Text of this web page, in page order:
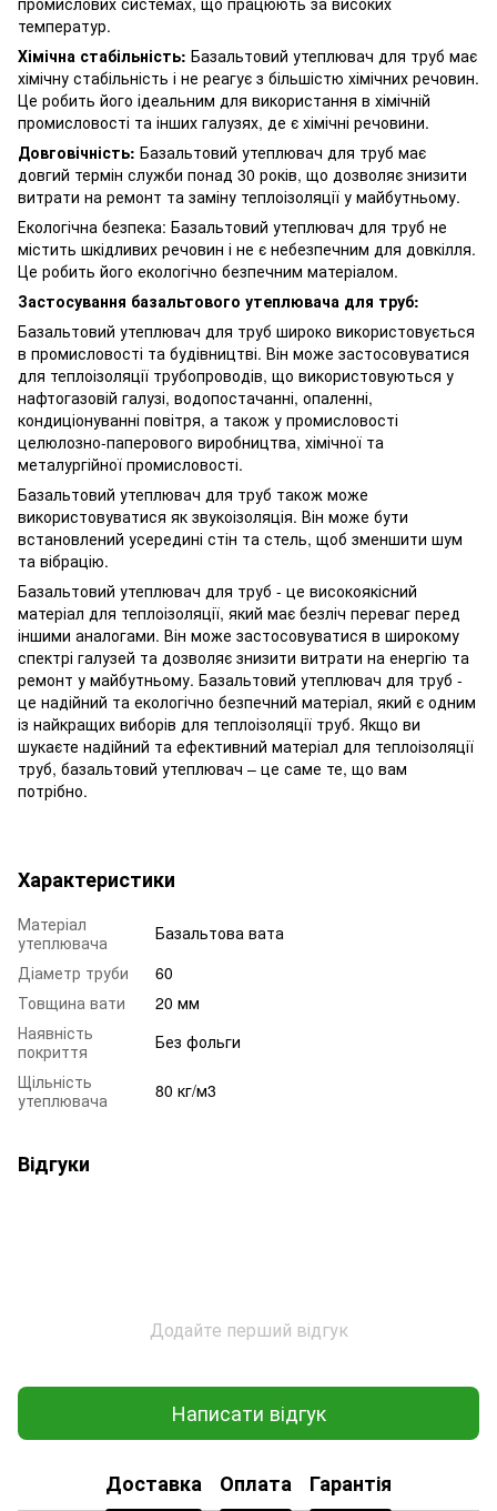
температур.
Хімічна стабільність: Базальтовий утеплювач для труб має
хімічну стабільність і не реагує з більшістю хімічних речовин.
Це робить його ідеальним для використання в хімічній
промисловості та інших галузях, де є хімічні речовини.
Довговічність: Базальтовий утеплювач для труб має
довгий термін служби понад 30 років, що дозволяє знизити
витрати на ремонт та заміну теплоізоляції у майбутньому.
Екологічна безпека: Базальтовий утеплювач для труб не
містить шкідливих речовин і не є небезпечним для довкілля.
Це робить його екологічно безпечним матеріалом.
Застосування базальтового утеплювача для труб:
Базальтовий утеплювач для труб широко використовується
в промисловості та будівництві. Він може застосовуватися
для теплоізоляції трубопроводів, що використовуються у
нафтогазовій галузі, водопостачанні, опаленні,
кондиціонуванні повітря, а також у промисловості
целюлозно-паперового виробництва, хімічної та
металургійної промисловості.
Базальтовий утеплювач для труб також може
використовуватися як звукоізоляція. Він може бути
встановлений усередині стін та стель, щоб зменшити шум
та вібрацію.
Базальтовий утеплювач для труб - це високоякісний
матеріал для теплоізоляції, який має безліч переваг перед
іншими аналогами. Він може застосовуватися в широкому
спектрі галузей та дозволяє знизити витрати на енергію та
ремонт у майбутньому. Базальтовий утеплювач для труб -
це надійний та екологічно безпечний матеріал, який є одним
із найкращих виборів для теплоізоляції труб. Якщо ви
шукаєте надійний та ефективний матеріал для теплоізоляції
труб, базальтовий утеплювач – це саме те, що вам
потрібно.
Характеристики
Матеріал
утеплювача
Базальтова вата
Діаметр труби
60
Товщина вати
20 мм
Наявність
покриття
Без фольги
Щільність
утеплювача
80 кг/м3
Відгуки
Додайте перший відгук
Написати відгук
Доставка Оплата Гарантія